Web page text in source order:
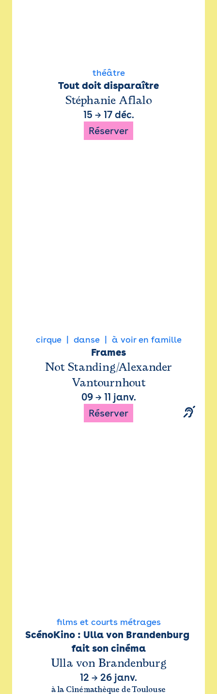
théâtre
Tout doit disparaître
Stéphanie Aflalo
15 → 17 déc.
Réserver
cirque danse à voir en famille
Frames
Not Standing/Alexander
Vantournhout
09→ 11 janv.
Réserver
films et courts métrages
ScénoKino : Ulla von Brandenburg
fait son cinéma
Ulla von Brandenburg
12 → 26 janv.
à la Cinémathèque de Toulouse